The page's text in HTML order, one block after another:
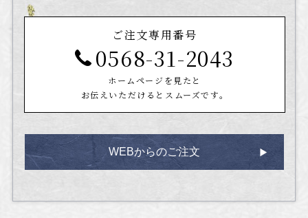
ご注文専用番号
0568-31-2043
ホームページを見たと
お伝えいただけるとスムーズです。
WEBからのご注文